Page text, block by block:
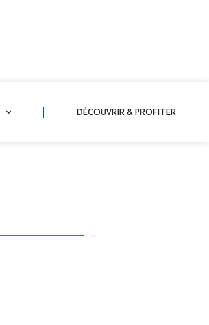
DÉCOUVRIR & PROFITER